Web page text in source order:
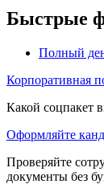
Быстрые
Полный
Корпоративная
Какой соцпакет
Оформляйте
Проверяйте
документы без